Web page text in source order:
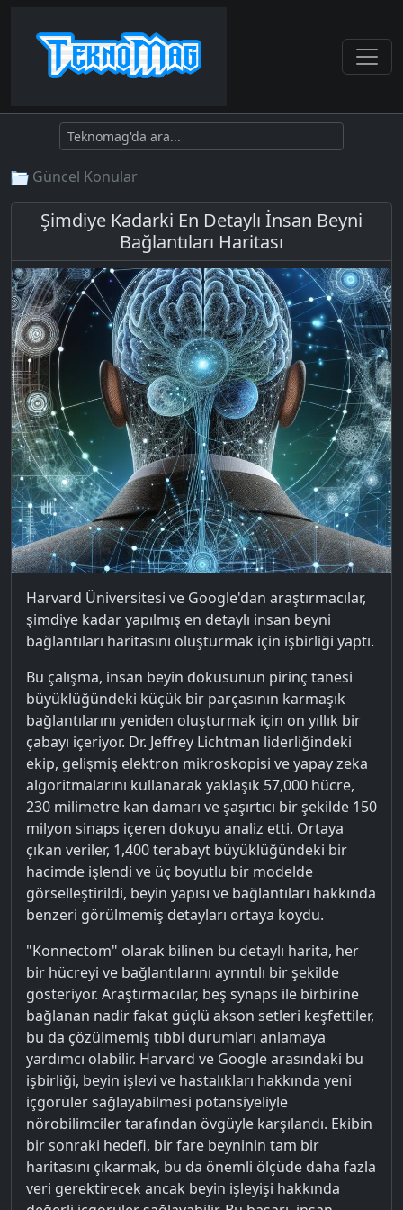
Güncel Konular
Şimdiye Kadarki En Detaylı İnsan Beyni
Bağlantıları Haritası
Harvard Üniversitesi ve Google'dan araştırmacılar,
şimdiye kadar yapılmış en detaylı insan beyni
bağlantıları haritasını oluşturmak için işbirliği yaptı.
Bu çalışma, insan beyin dokusunun pirinç tanesi
büyüklüğündeki küçük bir parçasının karmaşık
bağlantılarını yeniden oluşturmak için on yıllık bir
çabayı içeriyor. Dr. Jeffrey Lichtman liderliğindeki
ekip, gelişmiş elektron mikroskopisi ve yapay zeka
algoritmalarını kullanarak yaklaşık 57,000 hücre,
230 milimetre kan damarı ve şaşırtıcı bir şekilde 150
milyon sinaps içeren dokuyu analiz etti. Ortaya
çıkan veriler, 1,400 terabayt büyüklüğündeki bir
hacimde işlendi ve üç boyutlu bir modelde
görselleştirildi, beyin yapısı ve bağlantıları hakkında
benzeri görülmemiş detayları ortaya koydu.
"Konnectom" olarak bilinen bu detaylı harita, her
bir hücreyi ve bağlantılarını ayrıntılı bir şekilde
gösteriyor. Araştırmacılar, beş synaps ile birbirine
bağlanan nadir fakat güçlü akson setleri keşfettiler,
bu da çözülmemiş tıbbi durumları anlamaya
yardımcı olabilir. Harvard ve Google arasındaki bu
işbirliği, beyin işlevi ve hastalıkları hakkında yeni
içgörüler sağlayabilmesi potansiyeliyle
nörobilimciler tarafından övgüyle karşılandı. Ekibin
bir sonraki hedefi, bir fare beyninin tam bir
haritasını çıkarmak, bu da önemli ölçüde daha fazla
veri gerektirecek ancak beyin işleyişi hakkında